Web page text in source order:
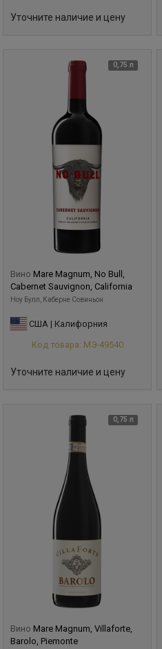
Уточните наличие и цену
0,75 л
Вино Mare Magnum, No Bull,
Cabernet Sauvignon, California
Ноу Булл, Каберне Совиньон
США | Калифорния
Код товара: МЭ-49540
Уточните наличие и цену
0,75 л
Вино Mare Magnum, Villaforte,
Barolo, Piemonte